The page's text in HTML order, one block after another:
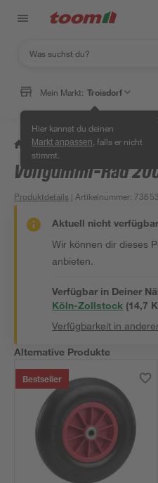
Mein Markt: Troisdorf
Hier kannst du deinen
Markt anpassen , falls er nicht
stimmt.
/ Werkstatt & Maschinen /
Vollgummi-Rad
Produktdetails | Artikelnummer:
Aktuell nicht
Wir können dir dieses
anbieten.
Verfügbar in Deiner
Köln-Zollstock (14,7
Verfügbarkeit in
Alternative Produkte
Bestseller